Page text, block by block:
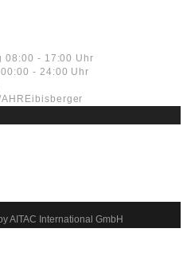
08:00 - 17:00 Uhr
- 24:00 Uhr
AITAC International GmbH